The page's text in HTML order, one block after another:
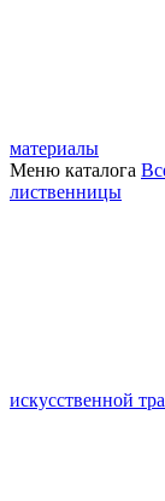
материалы
Меню каталога
лиственницы
искусственной